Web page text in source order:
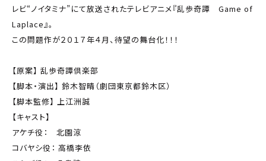
レビ“ノイタミナ”にて放送されたテレビアニメ『乱歩奇譚 Game of
Laplace』。
この問題作が２０１７年４月、待望の舞台化！！！
【原案】 乱歩奇譚倶楽部
【脚本・演出】 鈴木智晴（劇団東京都鈴木区）
【脚本監修】 上江洲誠
【キャスト】
アケチ役： 北園涼
コバヤシ役： 高橋李依